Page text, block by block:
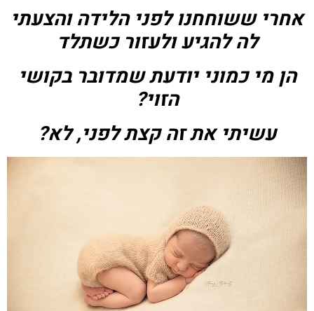
אחרי ששוחחנו לפני הלידה והצעתי
לה להגיע ולעזור כשתלד
הן מי כמוני יודעת שמדובר בקושי
הזוי?
עשיתי את זה קצת לפני, לא?